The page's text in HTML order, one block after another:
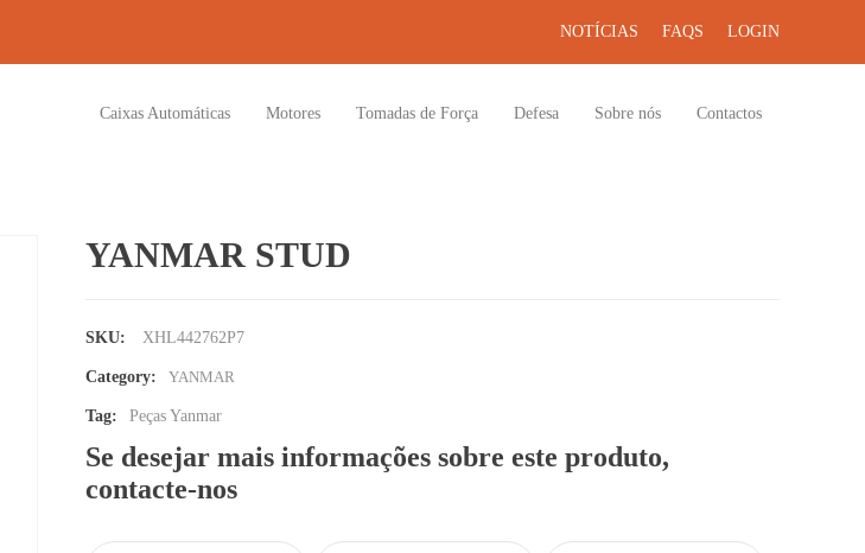
NOTÍCIAS FAQS LOGIN
Caixas Automáticas Motores Tomadas de Força Defesa Sobre nós Contactos
YANMAR STUD
SKU: XHL442762P7
Category: YANMAR
Tag: Peças Yanmar
Se desejar mais informações sobre este produto,
contacte-nos